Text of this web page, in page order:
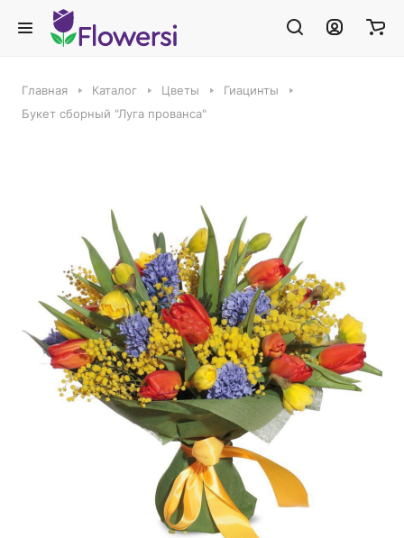
Главная Каталог Цветы
Гиацинты
Букет сборный "Луга прованса"